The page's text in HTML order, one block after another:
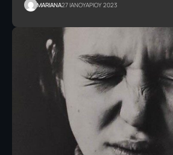
MARIANA27 ΙΑΝΟΥΑΡΙΟΥ 2023